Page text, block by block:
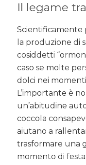
Il legame
Scientificamente
la produzione di
cosiddetti
caso se molte
dolci nei
L’importante è
un’abitudine
coccola
aiutano a
trasformare una
momento di festa.